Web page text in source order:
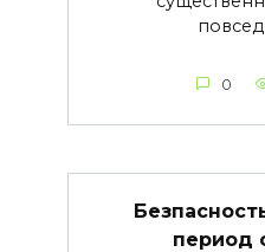
0
период